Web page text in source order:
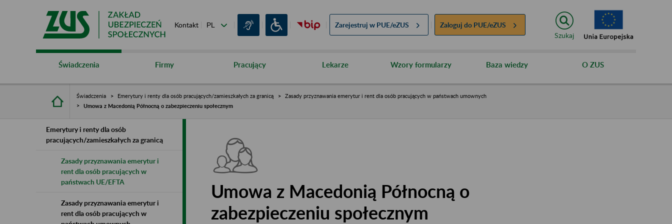
Kontakt Zarejestruj w PUE/eZUS Zaloguj do PUE/eZUS
Szukaj
Świadczenia Firmy Pracujący Lekarze Wzory formularzy Baza wiedzy O ZUS
Świadczenia Emerytury i renty dla osób pracujących/zamieszkałych za granicą
Zasady przyznawania emerytur i rent dla osób pracujących w państwach umownych
Umowa z Macedonią Północną o zabezpieczeniu społecznym
Emerytury i renty dla osób
pracujących/zamieszkałych za granicą
Zasady przyznawania emerytur i
rent dla osób pracujących w
państwach UE/EFTA
Zasady przyznawania emerytur i
rent dla osób pracujących w
Umowa z Macedonią Północną o
zabezpieczeniu społecznym